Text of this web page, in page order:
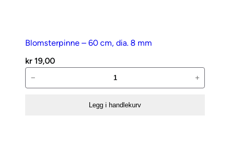
Blomsterpinne – 60 cm, dia. 8 mm
kr 19,00
–
− +
Legg i handlekurv